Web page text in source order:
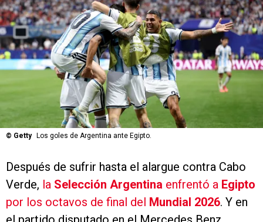
© Getty Los goles de Argentina ante Egipto.
Después de sufrir hasta el alargue contra Cabo
Verde, la Selección Argentina enfrentó a Egipto
por los octavos de final del Mundial 2026. Y en